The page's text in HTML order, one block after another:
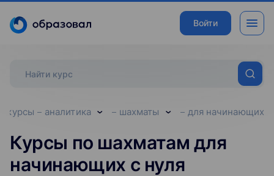
Войти
курсы аналитика шахматы для начинающих
Курсы по шахматам для
начинающих с нуля